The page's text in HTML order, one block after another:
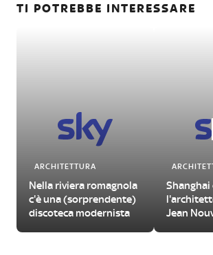
TI POTREBBE INTERESSARE
ARCHITETTURA
Nella riviera romagnola
c'è una (sorprendente)
discoteca modernista
Shanghai
Jean